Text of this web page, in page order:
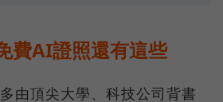
費AI證照還有這些
由頂尖大學、科技公司背書